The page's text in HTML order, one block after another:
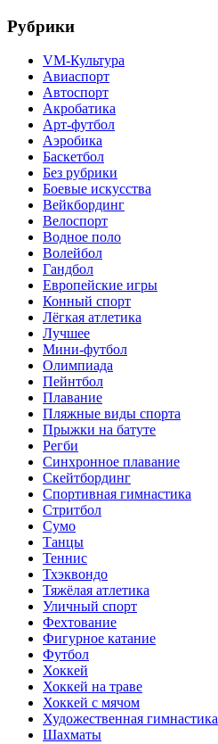
Рубрики
VM-Культура
Авиаспорт
Автоспорт
Акробатика
Арт-футбол
Аэробика
Баскетбол
Без рубрики
Боевые искусства
Вейкбординг
Велоспорт
Водное поло
Волейбол
Гандбол
Европейские игры
Конный спорт
Лёгкая атлетика
Лучшее
Мини-футбол
Олимпиада
Пейнтбол
Плавание
Пляжные виды спорта
Прыжки на батуте
Регби
Синхронное плавание
Скейтбординг
Спортивная гимнастика
Стритбол
Сумо
Танцы
Теннис
Тхэквондо
Тяжёлая атлетика
Уличный спорт
Фехтование
Фигурное катание
Футбол
Хоккей
Хоккей на траве
Хоккей с мячом
Художественная гимнастика
Шахматы